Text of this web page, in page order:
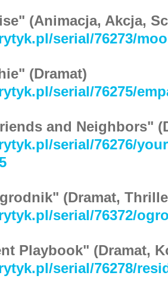
(Animacja, Akcja,
serial/76273/
(Dramat)
serial/76275/
and Neighbors"
serial/76276/
(Dramat,
serial/76372/
Playbook" (Dramat,
serial/76278/